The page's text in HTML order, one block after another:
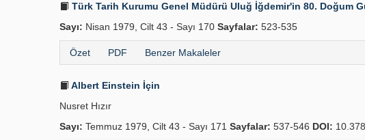
Türk Tarih Kurumu Genel Müdürü Uluğ İğdemir'in 80. Doğum
Sayı: Nisan 1979, Cilt 43 - Sayı 170 Sayfalar: 523-535
Özet PDF Benzer Makaleler
Albert Einstein İçin
Nusret Hızır
Sayı: Temmuz 1979, Cilt 43 - Sayı 171 Sayfalar: 537-546 DOI: